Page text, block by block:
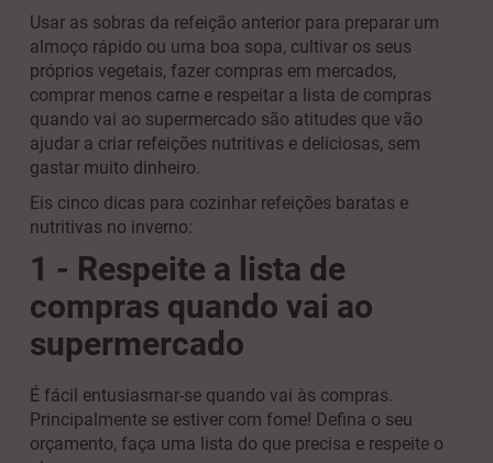
Usar as sobras da refeição anterior para preparar um
almoço rápido ou uma boa sopa, cultivar os seus
próprios vegetais, fazer compras em mercados,
comprar menos carne e respeitar a lista de compras
quando vai ao supermercado são atitudes que vão
ajudar a criar refeições nutritivas e deliciosas, sem
gastar muito dinheiro.
Eis cinco dicas para cozinhar refeições baratas e
nutritivas no inverno:
1 - Respeite a lista de
compras quando vai ao
supermercado
É fácil entusiasmar-se quando vai às compras.
Principalmente se estiver com fome! Defina o seu
orçamento, faça uma lista do que precisa e respeite o